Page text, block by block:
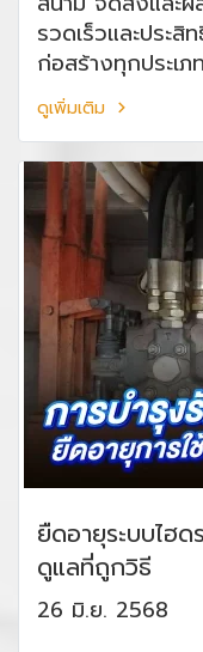
รวดเร็วและประ
ก่อสร้างทุกประเภท
ดูเพิ่มเติม
ยืดอายุระบบไฮ
ดูแลที่ถูกวิธี
26 มิ.ย. 2568